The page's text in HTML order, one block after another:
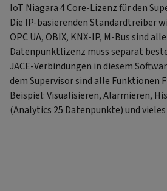
IoT Niagara 4 Core-Lizenz für den
Die IP-basierenden Standardtreiber
OPC UA, OBIX, KNX-IP, M-Bus sind
Datenpunktlizenz muss separat
JACE-Verbindungen in diesem
dem Supervisor sind alle Funktionen
Beispiel: Visualisieren, Alarmieren,
(Analytics 25 Datenpunkte) und